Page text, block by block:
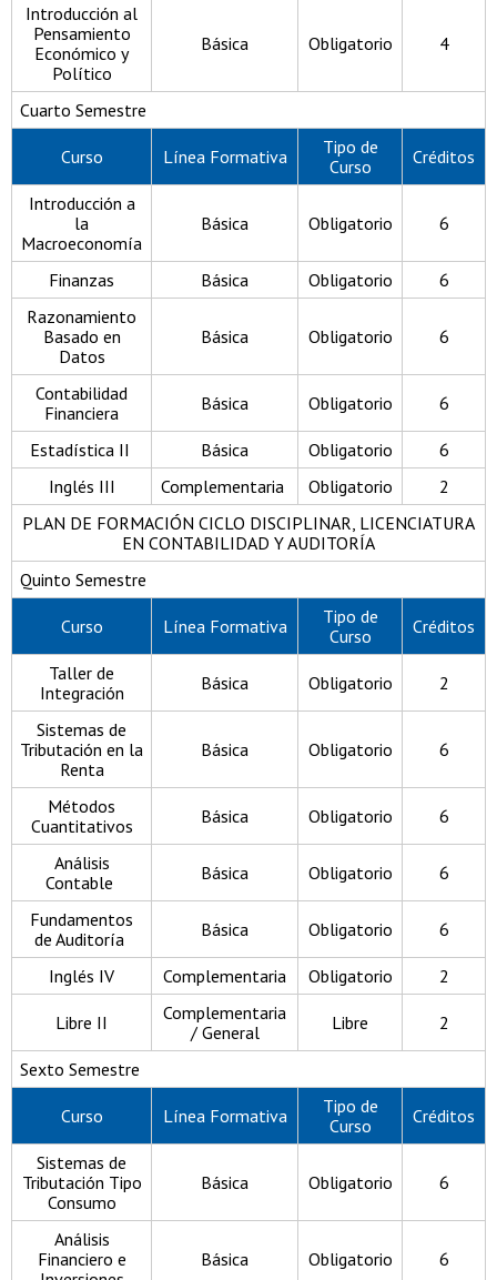
Introducción al
Pensamiento
Económico y
Político
Básica Obligatorio 4
Cuarto Semestre
Curso Línea Formativa
Tipo de
Curso
Créditos
Introducción a
la
Macroeconomía
Básica Obligatorio 6
Finanzas Básica Obligatorio
6
Razonamiento
Basado en
Datos
Básica Obligatorio 6
Contabilidad
Financiera
Básica Obligatorio 6
Estadística II Básica Obligatorio
6
Inglés III
Complementaria Obligatorio
2
PLAN DE FORMACIÓN CICLO DISCIPLINAR, LICENCIATURA
EN CONTABILIDAD Y AUDITORÍA
Quinto Semestre
Curso Línea Formativa
Tipo de
Curso
Créditos
Taller de
Integración
Básica Obligatorio 2
Sistemas de
Tributación en la
Renta
Básica Obligatorio 6
Métodos
Cuantitativos
Básica Obligatorio 6
Análisis
Contable
Básica Obligatorio 6
Fundamentos
de Auditoría
Básica Obligatorio 6
Inglés IV Complementaria Obligatorio 2
Libre II
Complementaria
/ General
Libre 2
Sexto Semestre
Curso Línea Formativa
Tipo de
Curso
Créditos
Sistemas de
Tributación Tipo
Consumo
Básica Obligatorio 6
Análisis
Financiero e
Básica Obligatorio 6